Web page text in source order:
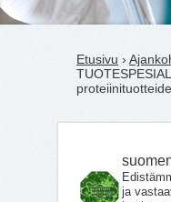
Etusivu ›
ja